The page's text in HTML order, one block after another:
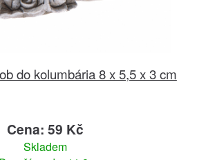
do kolumbária 8 x 5,5 x 3 cm
Cena: 59 Kč
Skladem